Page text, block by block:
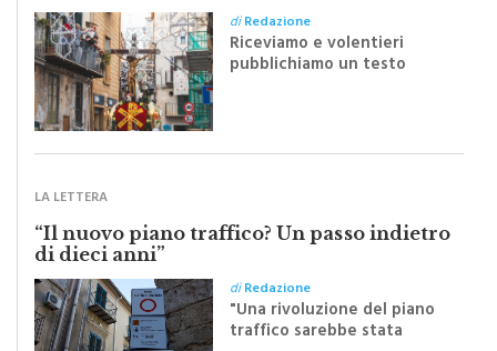
diRedazione
Riceviamo e volentieri
pubblichiamo un testo
Festa del Santissimo
LA LETTERA
“Il nuovo piano traffico? Un passo indietro
di dieci anni”
diRedazione
"Una rivoluzione del piano
traffico sarebbe stata